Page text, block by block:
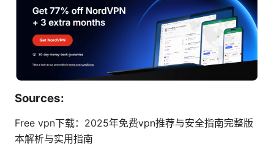
Sources:
Free vpn下载：2025年免费vpn推荐与安全指南完整版
本解析与实用指南